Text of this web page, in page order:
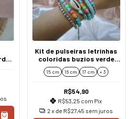
Kit de pulseiras letrinhas
coloridas buzios verde
água
15 cm 16 cm 17 cm + 3
R$54,90
R$53,25 com Pix
2 x de R$27,45 sem juros